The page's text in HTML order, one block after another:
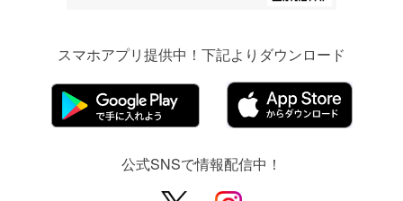
スマホアプリ提供中！下記よりダウンロード
公式SNSで情報配信中！